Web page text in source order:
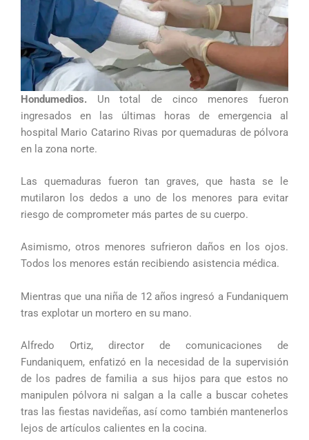
Hondumedios. Un total de cinco menores fueron
ingresados en las últimas horas de emergencia al
hospital Mario Catarino Rivas por quemaduras de pólvora
en la zona norte.
Las quemaduras fueron tan graves, que hasta se le
mutilaron los dedos a uno de los menores para evitar
riesgo de comprometer más partes de su cuerpo.
Asimismo, otros menores sufrieron daños en los ojos.
Todos los menores están recibiendo asistencia médica.
Mientras que una niña de 12 años ingresó a Fundaniquem
tras explotar un mortero en su mano.
Alfredo Ortiz, director de comunicaciones de
Fundaniquem, enfatizó en la necesidad de la supervisión
de los padres de familia a sus hijos para que estos no
manipulen pólvora ni salgan a la calle a buscar cohetes
tras las fiestas navideñas, así como también mantenerlos
lejos de artículos calientes en la cocina.